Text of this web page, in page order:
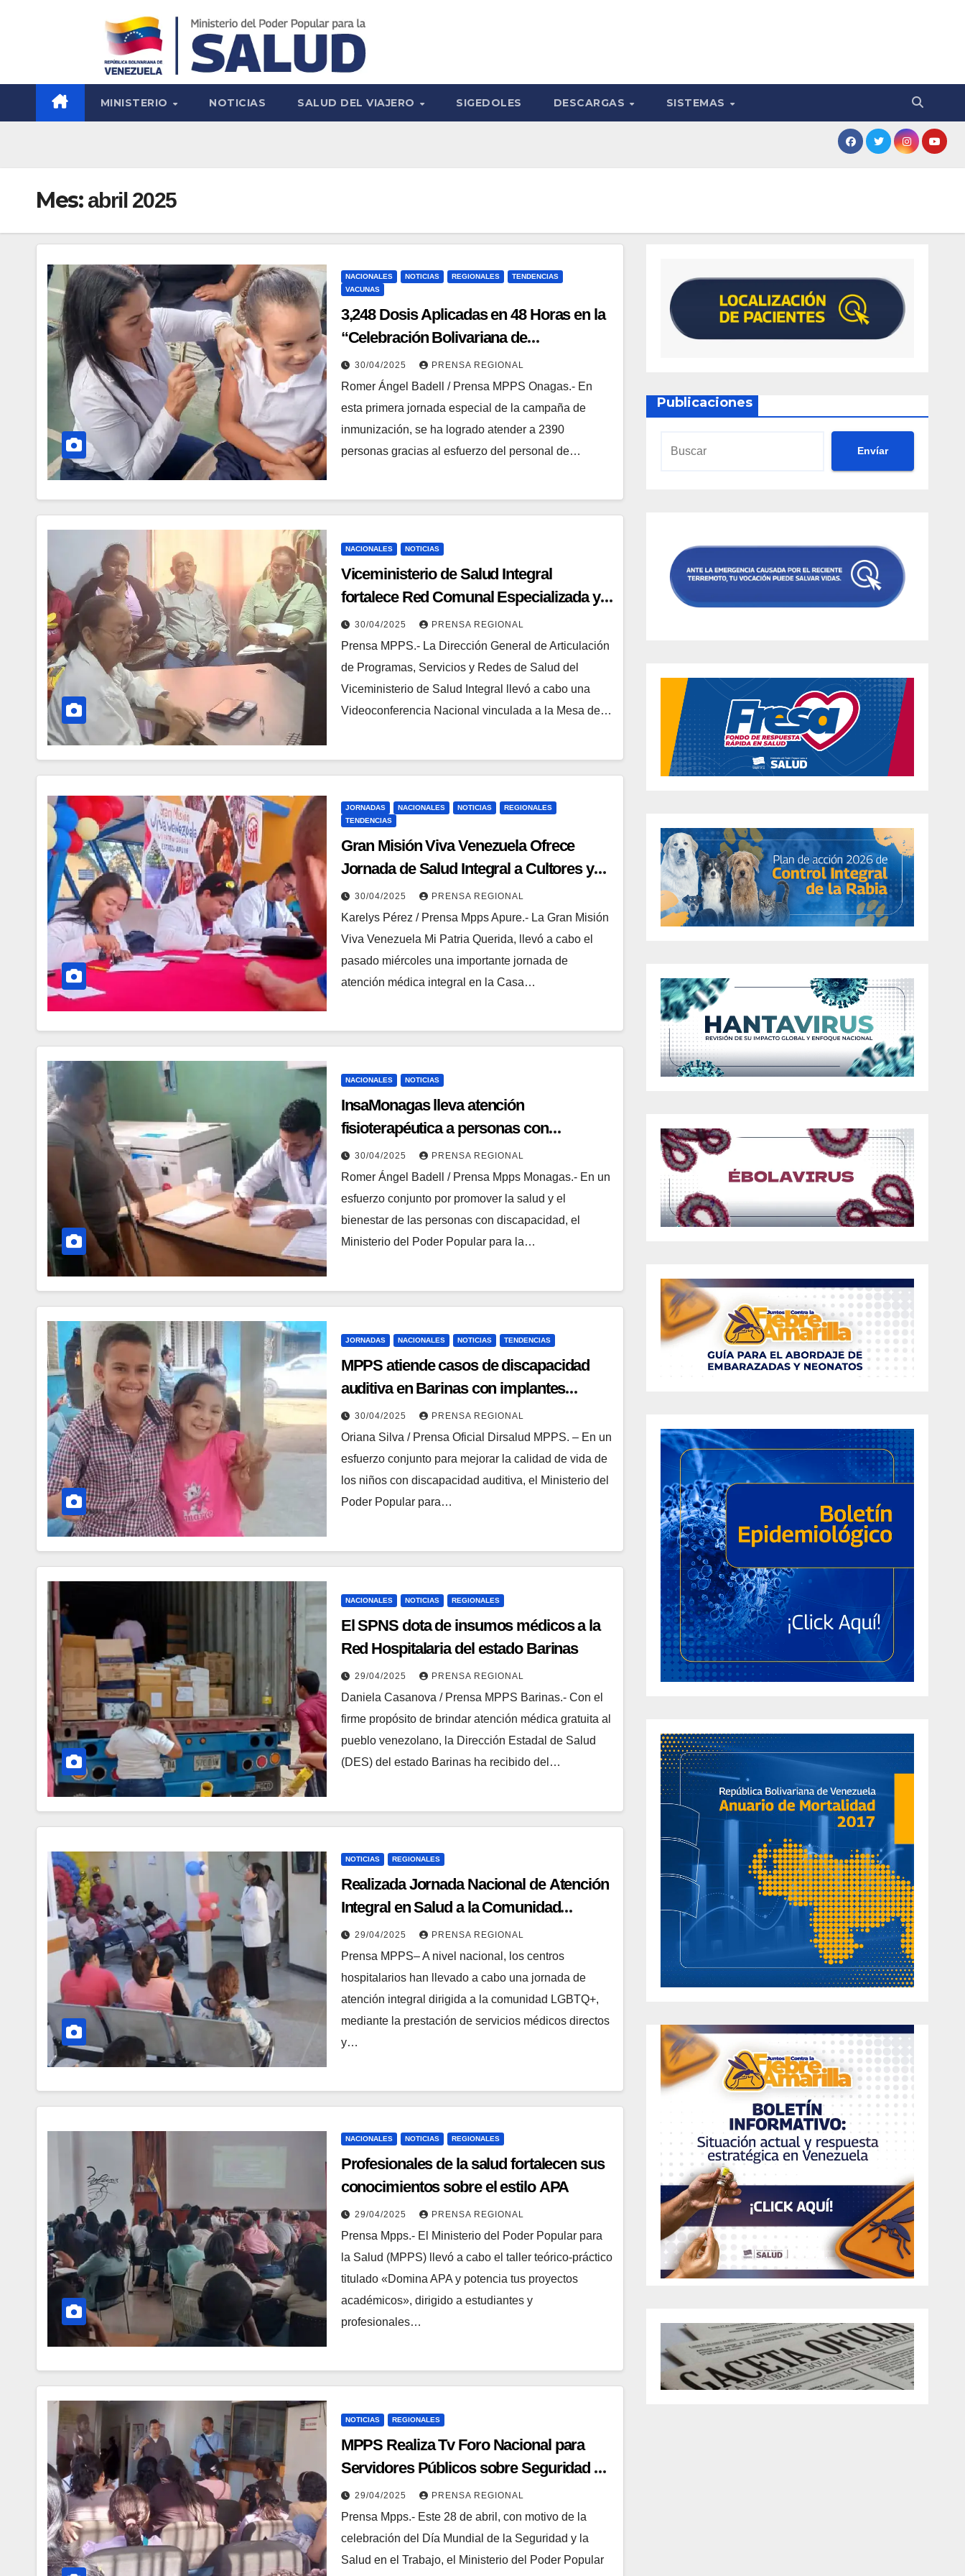
MINISTERIO NOTICIAS SALUD DEL VIAJERO SIGEDOLES DESCARGAS SISTEMAS
Mes: abril 2025
NACIONALES NOTICIAS REGIONALES
TENDENCIAS
VACUNAS
3,248 Dosis Aplicadas en 48 Horas en la
“Celebración Bolivariana de
Inmunización 2025” en Monagas
30/04/2025 PRENSA REGIONAL
Romer Ángel Badell / Prensa MPPS Onagas.- En
esta primera jornada especial de la campaña de
inmunización, se ha logrado atender a 2390
personas gracias al esfuerzo del personal de…
NACIONALES NOTICIAS
Viceministerio de Salud Integral
fortalece Red Comunal Especializada y
Hospitalaria en Videoconferencia
Nacional
30/04/2025 PRENSA REGIONAL
Prensa MPPS.- La Dirección General de Articulación
de Programas, Servicios y Redes de Salud del
Viceministerio de Salud Integral llevó a cabo una
Videoconferencia Nacional vinculada a la Mesa de…
JORNADAS NACIONALES NOTICIAS
REGIONALES
TENDENCIAS
Gran Misión Viva Venezuela Ofrece
Jornada de Salud Integral a Cultores y
Cultoras en Apure
30/04/2025 PRENSA REGIONAL
Karelys Pérez / Prensa Mpps Apure.- La Gran Misión
Viva Venezuela Mi Patria Querida, llevó a cabo el
pasado miércoles una importante jornada de
atención médica integral en la Casa…
NACIONALES NOTICIAS
InsaMonagas lleva atención
fisioterapéutica a personas con
discapacidad en el CPT 3 de la parroquia
Areo
30/04/2025 PRENSA REGIONAL
Romer Ángel Badell / Prensa Mpps Monagas.- En un
esfuerzo conjunto por promover la salud y el
bienestar de las personas con discapacidad, el
Ministerio del Poder Popular para la…
JORNADAS NACIONALES NOTICIAS TENDENCIAS
MPPS atiende casos de discapacidad
auditiva en Barinas con implantes
cocleares
30/04/2025 PRENSA REGIONAL
Oriana Silva / Prensa Oficial Dirsalud MPPS. – En un
esfuerzo conjunto para mejorar la calidad de vida de
los niños con discapacidad auditiva, el Ministerio del
Poder Popular para…
NACIONALES NOTICIAS REGIONALES
El SPNS dota de insumos médicos a la
Red Hospitalaria del estado Barinas
29/04/2025 PRENSA REGIONAL
Daniela Casanova / Prensa MPPS Barinas.- Con el
firme propósito de brindar atención médica gratuita al
pueblo venezolano, la Dirección Estadal de Salud
(DES) del estado Barinas ha recibido del…
NOTICIAS REGIONALES
Realizada Jornada Nacional de Atención
Integral en Salud a la Comunidad
LGBTQ+
29/04/2025 PRENSA REGIONAL
Prensa MPPS– A nivel nacional, los centros
hospitalarios han llevado a cabo una jornada de
atención integral dirigida a la comunidad LGBTQ+,
mediante la prestación de servicios médicos directos
y…
NACIONALES NOTICIAS REGIONALES
Profesionales de la salud fortalecen sus
conocimientos sobre el estilo APA
29/04/2025 PRENSA REGIONAL
Prensa Mpps.- El Ministerio del Poder Popular para
la Salud (MPPS) llevó a cabo el taller teórico-práctico
titulado «Domina APA y potencia tus proyectos
académicos», dirigido a estudiantes y
profesionales…
NOTICIAS REGIONALES
MPPS Realiza Tv Foro Nacional para
Servidores Públicos sobre Seguridad y
Salud en el Trabajo
29/04/2025 PRENSA REGIONAL
Prensa Mpps.- Este 28 de abril, con motivo de la
celebración del Día Mundial de la Seguridad y la
Salud en el Trabajo, el Ministerio del Poder Popular
Publicaciones
Envíar